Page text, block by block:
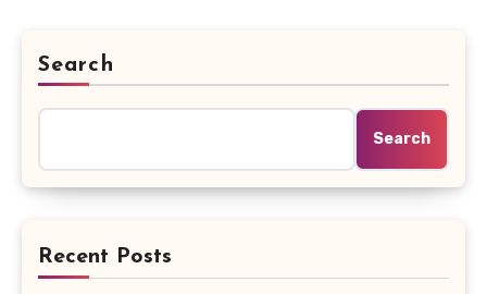
Search
Search
Recent Posts